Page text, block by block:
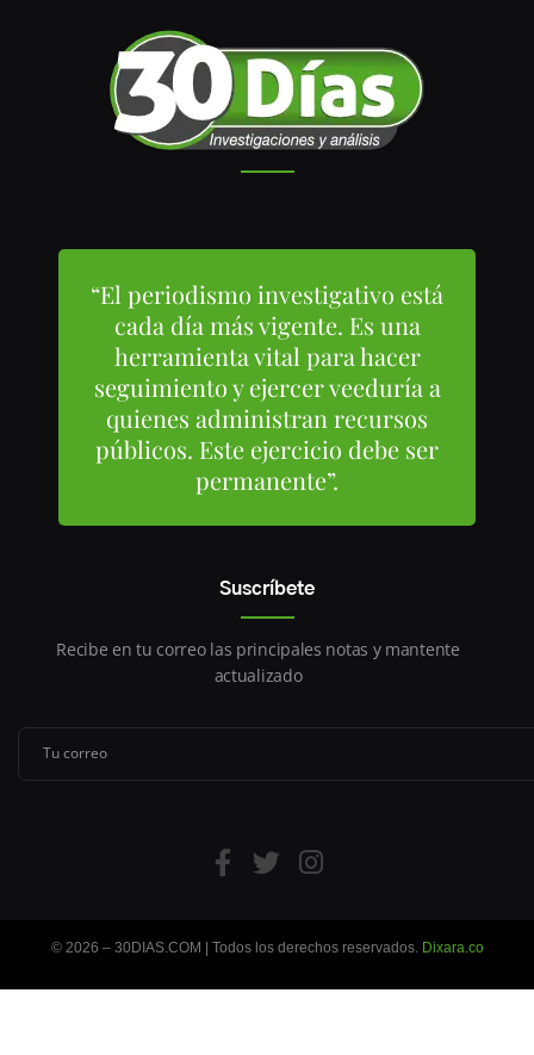
“El periodismo investigativo está
cada día más vigente. Es una
herramienta vital para hacer
seguimiento y ejercer veeduría a
quienes administran recursos
públicos. Este ejercicio debe ser
permanente”.
Suscríbete
Recibe en tu correo las principales notas y mantente
actualizado
© 2026 – 30DIAS.COM | Todos los derechos reservados. Dixara.co